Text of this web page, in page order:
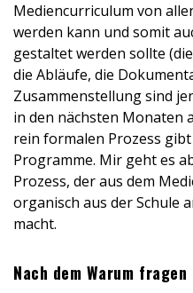
Mediencurriculum von
werden kann und somit
gestaltet werden sollte
die Abläufe, die
Zusammenstellung sind
in den nächsten Monaten
rein formalen Prozess
Programme. Mir geht es
Prozess, der aus dem
organisch aus der Schule
macht.
Nach dem Warum fragen